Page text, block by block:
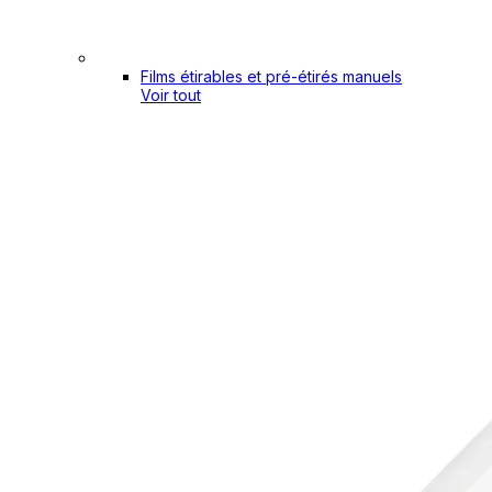
Films étirables et pré-étirés manuels
Voir tout